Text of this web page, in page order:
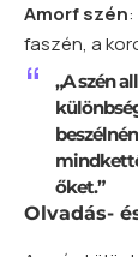
Amorf szén
faszén, a
„A szén
őket.”
Olvadás-